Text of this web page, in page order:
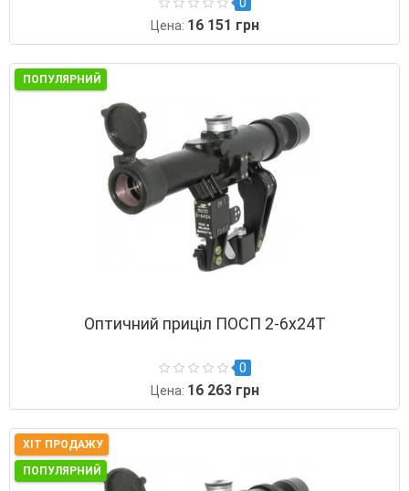
0
Цена: 16 151 грн
ПОПУЛЯРНИЙ
Оптичний приціл ПОСП 2-6x24Т
0
Цена: 16 263 грн
ХІТ ПРОДАЖУ
ПОПУЛЯРНИЙ